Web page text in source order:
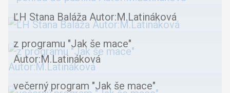
ĽH Stana Baláža Autor:M.Latináková
z programu "Jak še mace"
Autor:M.Latináková
večerný program "Jak še mace"